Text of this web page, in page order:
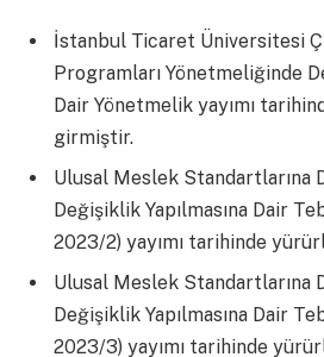
İstanbul Ticaret Üniversitesi
Programları Yönetmeliğinde
Dair Yönetmelik yayımı
girmiştir.
Ulusal Meslek Standartlarına
Değişiklik Yapılmasına Dair
2023/2) yayımı tarihinde
Ulusal Meslek Standartlarına
Değişiklik Yapılmasına Dair
2023/3) yayımı tarihinde